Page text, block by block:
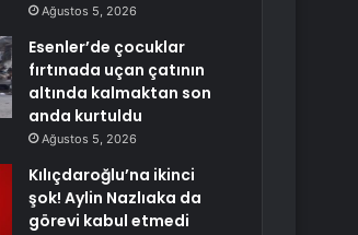
Ağustos 5, 2026
Esenler’de çocuklar
fırtınada uçan çatının
altında kalmaktan son
anda kurtuldu
Ağustos 5, 2026
Kılıçdaroğlu’na ikinci
şok! Aylin Nazlıaka da
görevi kabul etmedi